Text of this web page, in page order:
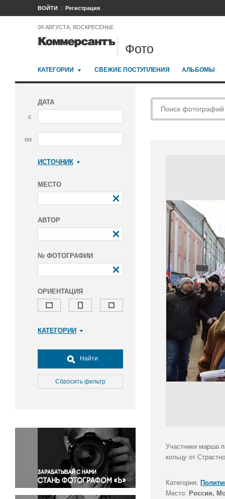
ВОЙТИ Регистрация
09 АВГУСТА, ВОСКРЕСЕНЬЕ
Фото
КАТЕГОРИИ СВЕЖИЕ ПОСТУПЛЕНИЯ АЛЬБОМЫ
ДАТА
с
по
ИСТОЧНИК
МЕСТО
АВТОР
№ ФОТОГРАФИИ
ОРИЕНТАЦИЯ
КАТЕГОРИИ
Досуг, туризм и отдых
Культура
Медицина
Окружающая среда
Политика
Правосудие
Происшествия и конфликты
Религия
Светская жизнь
Найти
Сбросить фильтр
Участники марша
кольцу от
Категория:
Место: Россия,